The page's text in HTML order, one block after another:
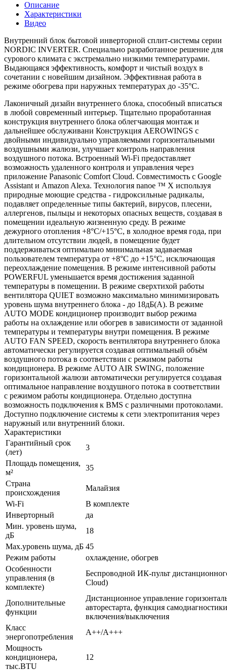
Описание
Характеристики
Видео
Внутренний блок бытовой инверторной сплит-системы серии
NORDIC INVERTER. Специально разработанное решение для
сурового климата с экстремально низкими температурами.
Выдающаяся эффективность, комфорт и чистый воздух в
сочетании с новейшим дизайном. Эффективная работа в
режиме обогрева при наружных температурах до -35°С.
Лаконичный дизайн внутреннего блока, способный вписаться
в любой современный интерьер. Тщательно проработанная
конструкция внутреннего блока облегчающая монтаж и
дальнейшее обслуживани Конструкция AEROWINGS с
двойными индивидуально управляемыми горизонтальными
воздушными жалюзи, улучшает контроль направления
воздушного потока. Встроенный Wi-Fi предоставляет
возможность удаленного контроля и управления через
приложение Panasonic Comfort Cloud. Совместимость с Google
Assistant и Amazon Alexa. Технология nanoe ™ X используя
природные моющие средства - гидроксильные радикалы,
подавляет определенные типы бактерий, вирусов, плесени,
аллергенов, пыльцы и некоторых опасных веществ, создавая в
помещении идеальную жизненную среду. В режиме
дежурного отопления +8°С/+15°C, в холодное время года, при
длительном отсутствии людей, в помещение будет
поддерживаться оптимально минимальная задаваемая
пользователем температура от +8°С до +15°C, исключающая
переохлаждение помещения. В режиме интенсивной работы
POWERFUL уменьшается время достижения заданной
температуры в помещении. В режиме сверхтихой работы
вентилятора QUIET возможно максимально минимизировать
уровень шума внутреннего блока - до 18дБ(А). В режиме
AUTO MODE кондиционер производит выбор режима
работы на охлаждение или обогрев в зависимости от заданной
температуры и температуры внутри помещения. В режиме
AUTO FAN SPEED, скорость вентилятора внутреннего блока
автоматически регулируется создавая оптимальный объём
воздушного потока в соответствии с режимом работы
кондиционера. В режиме AUTO AIR SWING, положение
горизонтальной жалюзи автоматически регулируется создавая
оптимальное направление воздушного потока в соответствии
с режимом работы кондиционера. Отдельно доступна
возможность подключения к BMS с различными протоколами.
Доступно подключение системы к сети электропитания через
наружный или внутренний блоки.
Характеристики
Гарантийный срок
(лет)
3
Площадь помещения,
м²
35
Страна
происхождения
Малайзия
Wi-Fi
В комплекте
Инверторный
да
Мин. уровень шума,
дБ
18
Max.уровень шума, дБ 45
Режим работы
охлаждение, обогрев
Особенности
управления (в
комплекте)
Беспроводной ИК-пульт
Cloud)
Дополнительные
функции
Дистанционное управление
авторестарта, функция
включения/выключения
Класс
энергопотребления
A++/A+++
Мощность
кондиционера,
тыс.BTU
12